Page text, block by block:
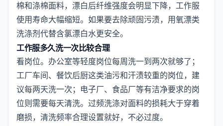
棉和涤棉面料，漂白后纤维强度会明显下降，工作服
使用寿命大幅缩短。如果要去除顽固污渍，用氧漂类
洗涤剂代替含氯漂白水更安全。
工作服多久洗一次比较合理
看岗位。办公室等轻度岗位每周洗一到两次就够了；
工厂车间、餐饮后厨这类油污和汗渍较重的岗位，建
议每两天洗一次；电子厂、食品厂等有洁净要求的岗
位则需要每天清洗。过频洗涤对面料的损耗大于穿着
磨损，清洗频率合理设置就好，不必过度。